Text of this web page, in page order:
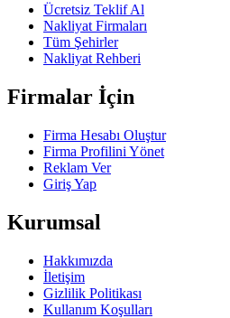
Ücretsiz Teklif Al
Nakliyat Firmaları
Tüm Şehirler
Nakliyat Rehberi
Firmalar İçin
Firma Hesabı Oluştur
Firma Profilini Yönet
Reklam Ver
Giriş Yap
Kurumsal
Hakkımızda
İletişim
Gizlilik Politikası
Kullanım Koşulları